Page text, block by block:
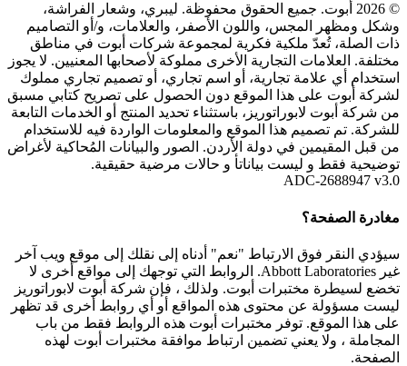
© 2026 أبوت. جميع الحقوق محفوظة. ليبري، وشعار الفراشة،
وشكل ومظهر المجس، واللون الأصفر، والعلامات، و/أو التصاميم
ذات الصلة، تُعدّ ملكية فكرية لمجموعة شركات أبوت في مناطق
مختلفة. العلامات التجارية الأخرى مملوكة لأصحابها المعنيين. لا يجوز
استخدام أي علامة تجارية، أو اسم تجاري، أو تصميم تجاري مملوك
لشركة أبوت على هذا الموقع دون الحصول على تصريح كتابي مسبق
من شركة أبوت لابوراتوريز، باستثناء تحديد المنتج أو الخدمات التابعة
للشركة. تم تصميم هذا الموقع والمعلومات الواردة فيه للاستخدام
من قبل المقيمين في دولة الأردن. الصور والبيانات المُحاكية لأغراض
توضيحية فقط و ليست بياناتأ و حالات مرضية حقيقية.
ADC-2688947 v3.0
مغادرة الصفحة؟
سيؤدي النقر فوق الارتباط "نعم" أدناه إلى نقلك إلى موقع ويب آخر
غير Abbott Laboratories. الروابط التي توجهك إلى مواقع أخرى لا
تخضع لسيطرة مختبرات أبوت. ولذلك ، فإن شركة أبوت لابوراتوريز
ليست مسؤولة عن محتوى هذه المواقع أو أي روابط أخرى قد تظهر
على هذا الموقع. توفر مختبرات أبوت هذه الروابط فقط من باب
المجاملة ، ولا يعني تضمين ارتباط موافقة مختبرات أبوت لهذه
الصفحة.